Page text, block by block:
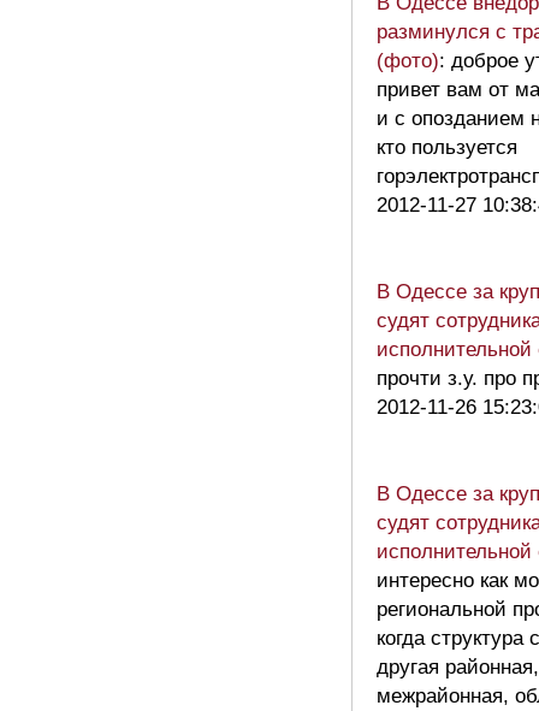
разминулся с
(фото): доброе
привет вам от
и с опозданием
кто пользуется
2012-11-27
В Одессе за
судят
прочти з.у. про
2012-11-26
В Одессе за
судят
интересно как
региональной
когда структура
другая районная,
межрайонная,